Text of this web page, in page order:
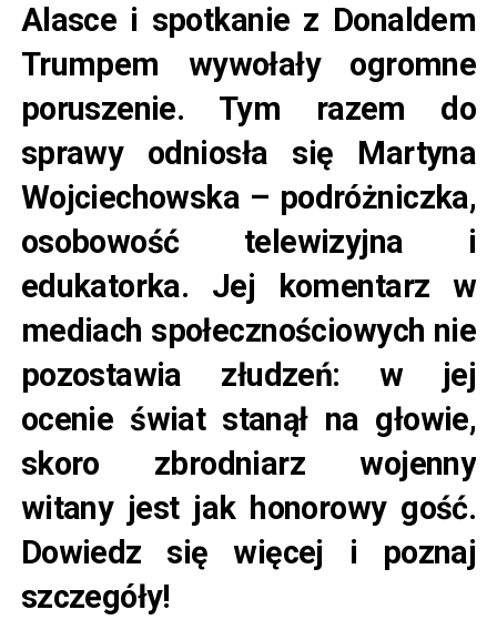
Alasce i spotkanie z Donaldem
Trumpem wywołały ogromne
poruszenie. Tym razem do
sprawy odniosła się Martyna
Wojciechowska – podróżniczka,
osobowość telewizyjna i
edukatorka. Jej komentarz w
mediach społecznościowych nie
pozostawia złudzeń: w jej
ocenie świat stanął na głowie,
skoro zbrodniarz wojenny
witany jest jak honorowy gość.
Dowiedz się więcej i poznaj
szczegóły!